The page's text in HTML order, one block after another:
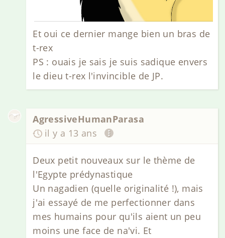
Et oui ce dernier mange bien un bras de
t-rex
PS : ouais je sais je suis sadique envers
le dieu t-rex l'invincible de JP.
AgressiveHumanParasa
il y a 13 ans
Deux petit nouveaux sur le thème de
l'Egypte prédynastique
Un nagadien (quelle originalité !), mais
j'ai essayé de me perfectionner dans
mes humains pour qu'ils aient un peu
moins une face de na'vi. Et